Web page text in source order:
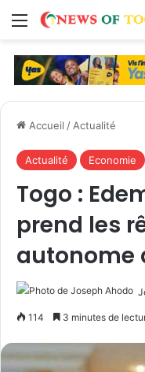
Menu
Accueil / Actualité
Actualité Economie
Togo :
prend les
autonome
114 3 minutes de